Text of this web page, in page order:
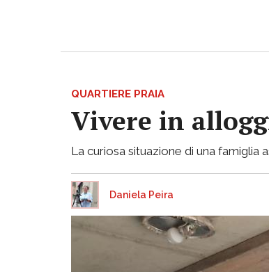
QUARTIERE PRAIA
Vivere in
La curiosa situazione di una famiglia
Daniela Peira